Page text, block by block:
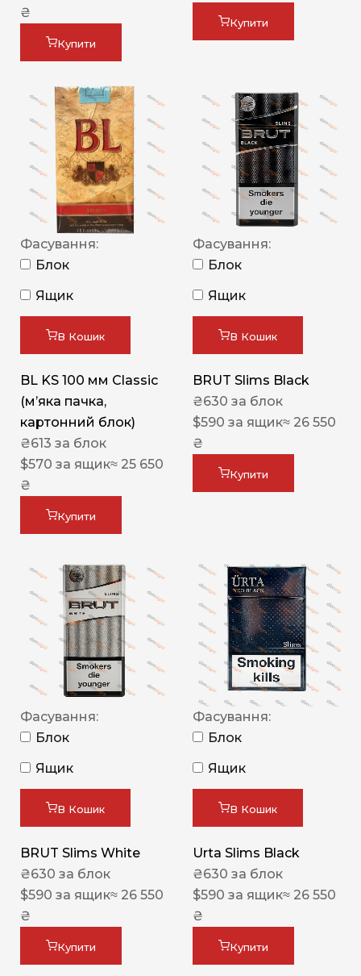
₴
Купити
Купити
Фасування:
Блок
Ящик
В Кошик
BL KS 100 мм Classic
(м’яка пачка,
картонний блок)
₴613 за блок
$570 за ящик≈ 25 650
₴
Купити
Фасування:
Блок
Ящик
В Кошик
BRUT Slims Black
₴630 за блок
$590 за ящик≈ 26 550
₴
Купити
Фасування:
Блок
Ящик
В Кошик
BRUT Slims White
₴630 за блок
$590 за ящик≈ 26 550
₴
Купити
Фасування:
Блок
Ящик
В Кошик
Urta Slims Black
₴630 за блок
$590 за ящик≈ 26 550
₴
Купити